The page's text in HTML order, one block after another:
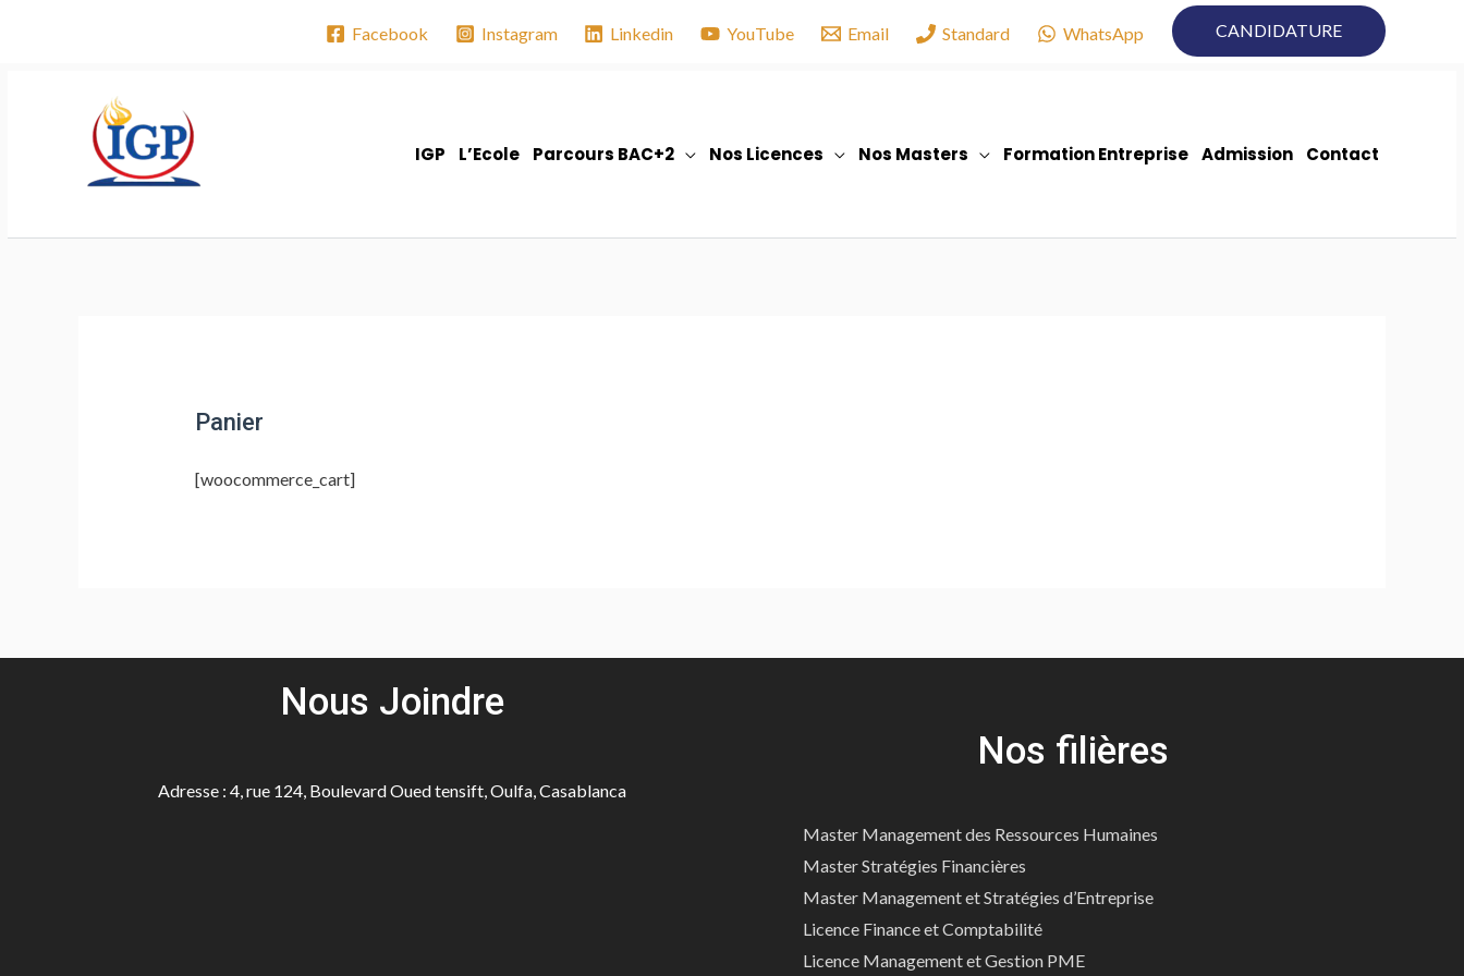
Facebook Instagram Linkedin YouTube Email Standard WhatsApp CANDIDATURE
IGP L’Ecole Parcours BAC+2 Nos Licences Nos Masters Formation Entreprise Admission Contact
Panier
[woocommerce_cart]
Nous Joindre
Adresse : 4, rue 124, Boulevard Oued tensift, Oulfa, Casablanca
Nos filières
Master Management des Ressources Humaines
Master Stratégies Financières
Master Management et Stratégies d’Entreprise
Licence Finance et Comptabilité
Licence Management et Gestion PME